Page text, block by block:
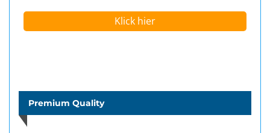
Klick hier
Premium Quality